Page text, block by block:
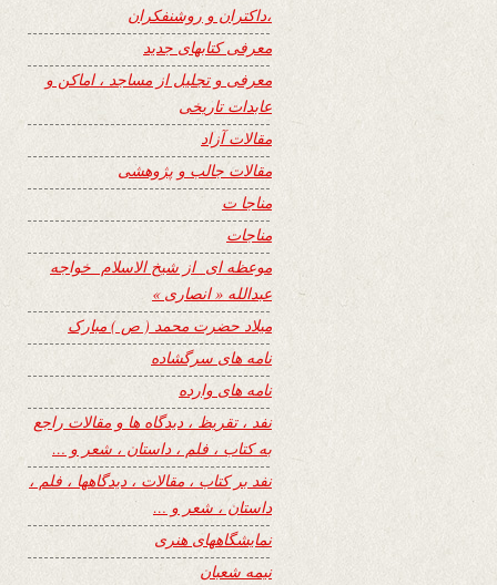
،داکتران و روشنفکران
معرفی کتابهای جدید
معرفی و تجلیل از مساجد ، اماکن و
عابدات تاریخی
مقالات آزاد
مقالات جالب و پژوهشی
مناجا ت
مناجات
موعظه ای از شیخ الاسلام خواجه
عبدالله « انصاری »
میلاد حضرت محمد ( ص ) مبارک
نامه های سرگشاده
نامه های وارده
نفد ، تقریظ ، دیدگاه ها و مقالات راجع
به کتاب ، فلم ، داستان ، شعر و …
نفد بر کتاب ، مقالات ، دیدگاهها ، فلم ،
داستان ، شعر و …
نمایشگاههای هنری
نیمه شعبان